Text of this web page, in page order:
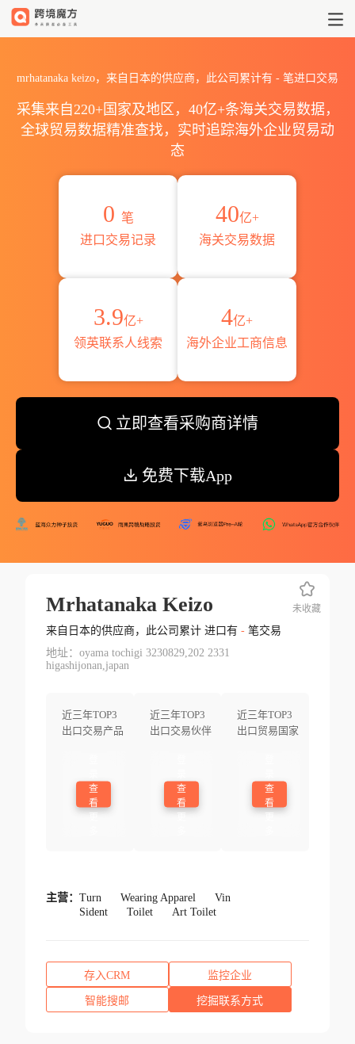
mrhatanaka keizo，来自日本的供应商，此公司累计有 - 笔进口交易
采集来自220+国家及地区，40亿+条海关交易数据，
全球贸易数据精准查找，实时追踪海外企业贸易动
态
0 笔
进口交易记录
40亿+
海关交易数据
3.9亿+
领英联系人线索
4亿+
海外企业工商信息
立即查看采购商详情
免费下载App
Mrhatanaka Keizo
来自日本的供应商，此公司累计 进口有 -笔交易
地址：oyama tochigi 3230829,202 2331
higashijonan,japan
近三年TOP3
出口交易产品
查
看
近三年TOP3
出口交易伙伴
查
看
近三年TOP3
出口贸易国家
查
看
未收藏
主营： Turn Wearing Apparel
Vin
Sident
Toilet Art Toilet
存入CRM 监控企业
智能搜邮 挖掘联系方式